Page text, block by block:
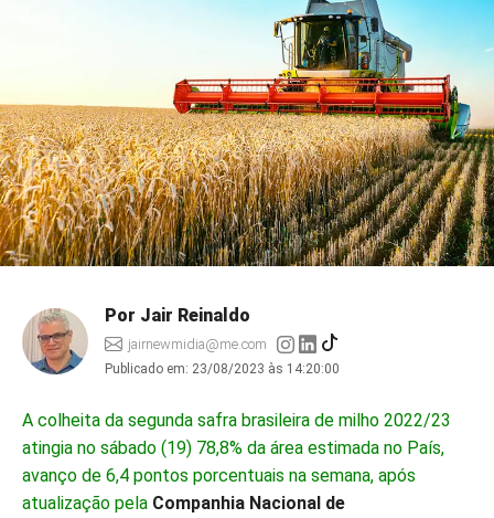
Por Jair Reinaldo
jairnewmidia@me.com
Publicado em: 23/08/2023 às 14:20:00
A colheita da segunda safra brasileira de milho 2022/23
atingia no sábado (19) 78,8% da área estimada no País,
avanço de 6,4 pontos porcentuais na semana, após
atualização pela Companhia Nacional de